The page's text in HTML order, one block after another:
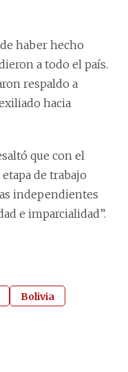
haber hecho
a todo el país.
respaldo a
hacia
que con el
de trabajo
independientes
e imparcialidad”.
Bolivia